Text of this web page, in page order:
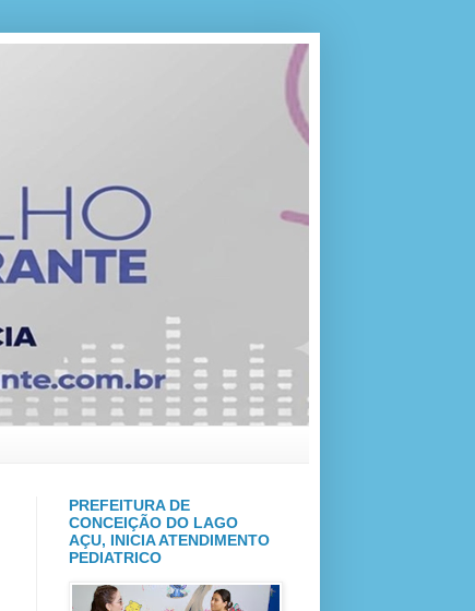
PREFEITURA DE
CONCEIÇÃO DO LAGO
AÇU, INICIA ATENDIMENTO
PEDIATRICO